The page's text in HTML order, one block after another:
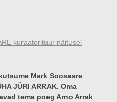
kuraatorituur näitusel
Mark Soosaare
JÜRI ARRAK. Oma
tema poeg Arno Arrak